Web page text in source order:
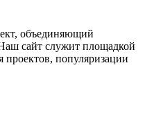
объединяющий
сайт служит площадкой
популяризации